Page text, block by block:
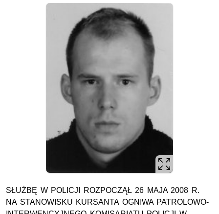
SŁUŻBĘ W POLICJI ROZPOCZĄŁ 26 MAJA 2008 R.
NA STANOWISKU KURSANTA OGNIWA PATROLOWO-